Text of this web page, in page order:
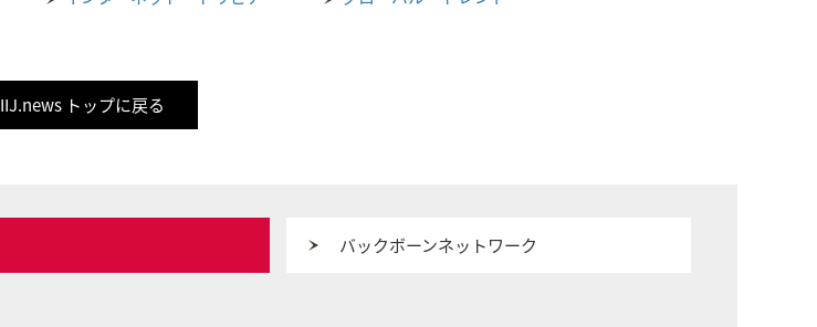
IIJ.news トップに戻る
バックボーンネットワーク